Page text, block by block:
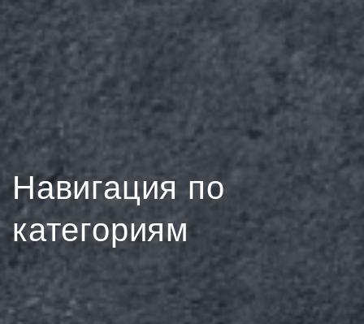
Навигация по
категориям